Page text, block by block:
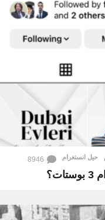
,
حيل انستغرام 8946